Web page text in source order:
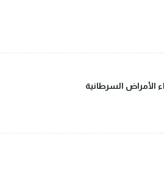
الأمراض السرطانية